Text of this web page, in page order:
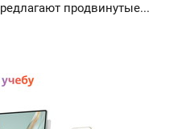
продвинутые...